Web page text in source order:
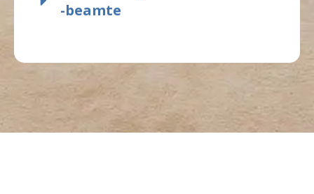
-beamte